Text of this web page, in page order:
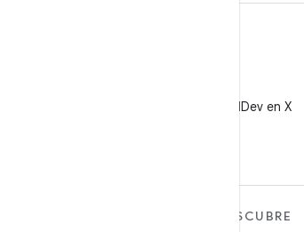
Sigue a @AndroidDev en X
DESCUBRE